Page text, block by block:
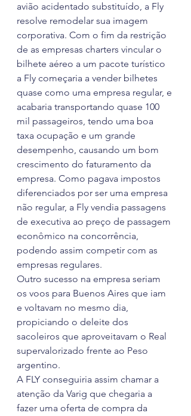
avião acidentado substituído, a Fly
resolve remodelar sua imagem
corporativa. Com o fim da restrição
de as empresas charters vincular o
bilhete aéreo a um pacote turístico
a Fly começaria a vender bilhetes
quase como uma empresa regular, e
acabaria transportando quase 100
mil passageiros, tendo uma boa
taxa ocupação e um grande
desempenho, causando um bom
crescimento do faturamento da
empresa. Como pagava impostos
diferenciados por ser uma empresa
não regular, a Fly vendia passagens
de executiva ao preço de passagem
econômico na concorrência,
podendo assim competir com as
empresas regulares.
Outro sucesso na empresa seriam
os voos para Buenos Aires que iam
e voltavam no mesmo dia,
propiciando o deleite dos
sacoleiros que aproveitavam o Real
supervalorizado frente ao Peso
argentino.
A FLY conseguiria assim chamar a
atenção da Varig que chegaria a
fazer uma oferta de compra da